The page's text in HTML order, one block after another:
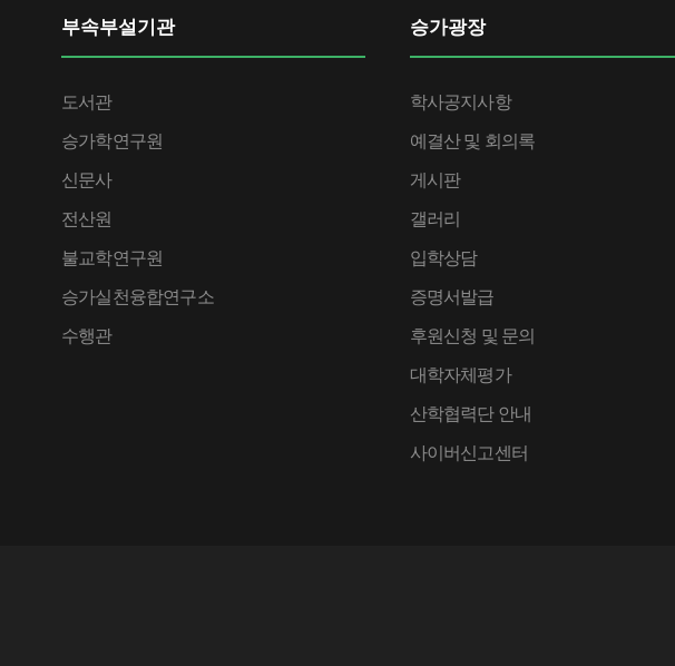
부속부설기관
도서관
승가학연구원
신문사
전산원
불교학연구원
승가실천융합연구소
수행관
승가광장
학사공지사항
예결산 및 회의록
게시판
갤러리
입학상담
증명서발급
후원신청 및 문의
대학자체평가
산학협력단 안내
사이버신고센터